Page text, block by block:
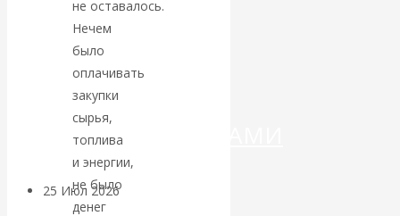
ДЕНЕГ»: КИТАЙ
ВЕДЁТ БОРЬБУ
КРИПТОВАЛЮТАМИ
25 Июл 2026Геополитика
не оставалось.
Нечем
было
оплачивать
закупки
сырья,
топлива
и энергии,
не было
денег